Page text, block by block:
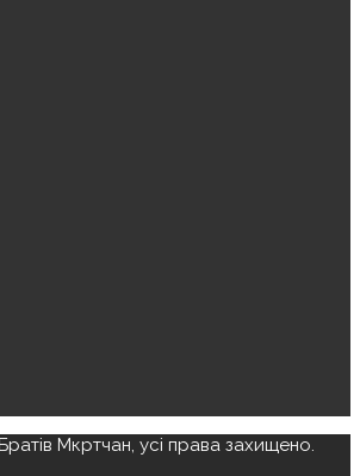
Мкртчан, усі права захищено.